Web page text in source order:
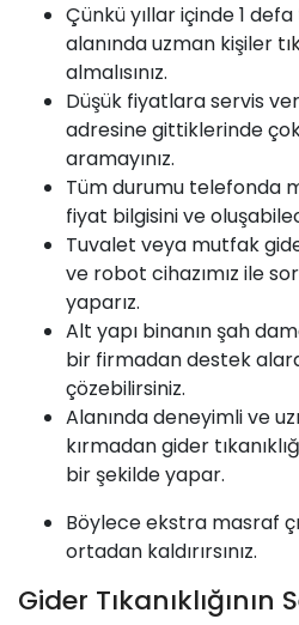
Çünkü yıllar içinde 1 defa
alanında uzman kişiler
almalısınız.
Düşük fiyatlara servis
adresine gittiklerinde
aramayınız.
Tüm durumu telefonda
fiyat bilgisini ve
Tuvalet veya mutfak
ve robot cihazımız ile
yaparız.
Alt yapı binanın şah
bir firmadan destek
çözebilirsiniz.
Alanında deneyimli ve
kırmadan gider
bir şekilde yapar.
Böylece ekstra masraf
ortadan kaldırırsınız.
Gider Tıkanıklığının